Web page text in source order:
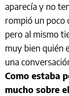
aparecía y no
rompió un poco
pero al mismo
muy bien quién
una
Como estaba
mucho sobre